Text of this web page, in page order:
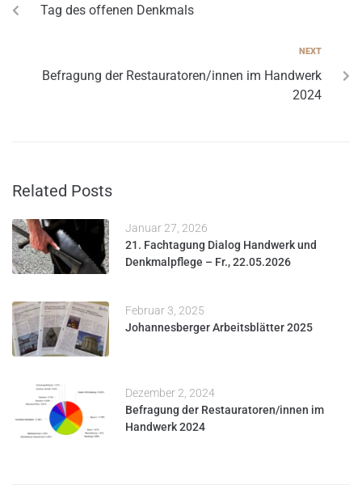
Tag des offenen Denkmals
NEXT
Befragung der Restauratoren/innen im Handwerk
2024
Related Posts
Januar 27, 2026
21. Fachtagung Dialog Handwerk und
Denkmalpflege – Fr., 22.05.2026
Februar 3, 2025
Johannesberger Arbeitsblätter 2025
Dezember 2, 2024
Befragung der Restauratoren/innen im
Handwerk 2024